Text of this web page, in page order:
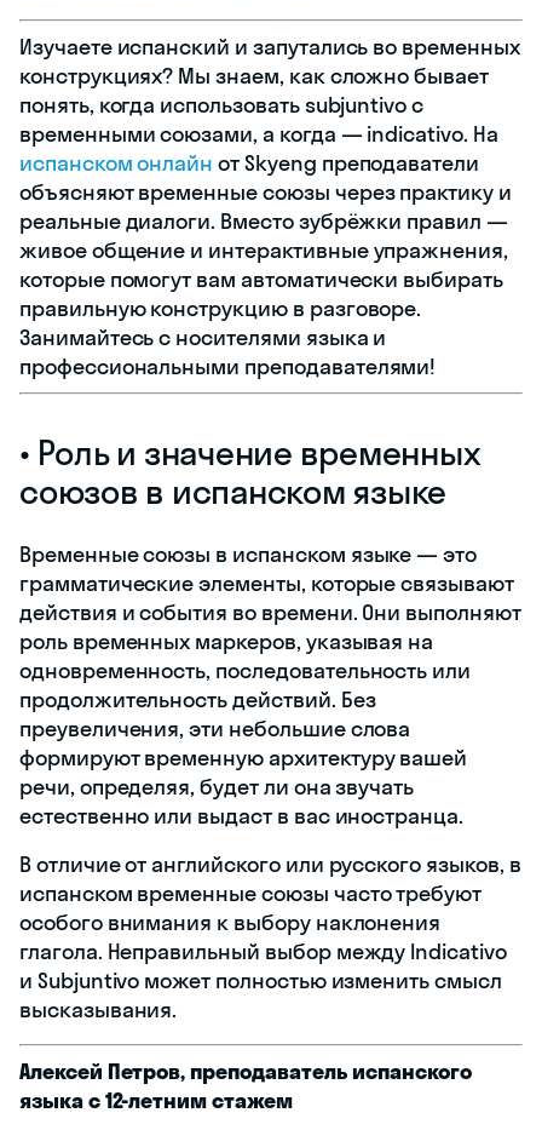
Изучаете испанский и запутались во временных
конструкциях? Мы знаем, как сложно бывает
понять, когда использовать subjuntivo с
временными союзами, а когда — indicativo. На
испанском онлайн от Skyeng преподаватели
объясняют временные союзы через практику и
реальные диалоги. Вместо зубрёжки правил —
живое общение и интерактивные упражнения,
которые помогут вам автоматически выбирать
правильную конструкцию в разговоре.
Занимайтесь с носителями языка и
профессиональными преподавателями!
• Роль и значение временных
союзов в испанском языке
Временные союзы в испанском языке — это
грамматические элементы, которые связывают
действия и события во времени. Они выполняют
роль временных маркеров, указывая на
одновременность, последовательность или
продолжительность действий. Без
преувеличения, эти небольшие слова
формируют временную архитектуру вашей
речи, определяя, будет ли она звучать
естественно или выдаст в вас иностранца.
В отличие от английского или русского языков, в
испанском временные союзы часто требуют
особого внимания к выбору наклонения
глагола. Неправильный выбор между Indicativo
и Subjuntivo может полностью изменить смысл
высказывания.
Алексей Петров, преподаватель испанского
языка с 12-летним стажем